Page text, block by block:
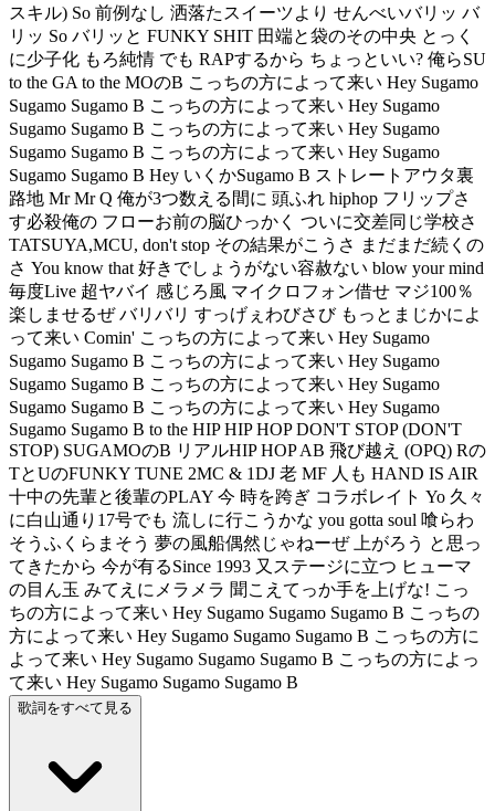
スキル) So 前例なし 洒落たスイーツより せんべいバリッ バ
リッ So バリッと FUNKY SHIT 田端と袋のその中央 とっく
に少子化 もろ純情 でも RAPするから ちょっといい? 俺らSU
to the GA to the MOのB こっちの方によって来い Hey Sugamo
Sugamo Sugamo B こっちの方によって来い Hey Sugamo
Sugamo Sugamo B こっちの方によって来い Hey Sugamo
Sugamo Sugamo B こっちの方によって来い Hey Sugamo
Sugamo Sugamo B Hey いくかSugamo B ストレートアウタ裏
路地 Mr Mr Q 俺が3つ数える間に 頭ふれ hiphop フリップさ
す必殺俺の フローお前の脳ひっかく ついに交差同じ学校さ
TATSUYA,MCU, don't stop その結果がこうさ まだまだ続くの
さ You know that 好きでしょうがない容赦ない blow your mind
毎度Live 超ヤバイ 感じろ風 マイクロフォン借せ マジ100％
楽しませるぜ バリバリ すっげぇわびさび もっとまじかによ
って来い Comin' こっちの方によって来い Hey Sugamo
Sugamo Sugamo B こっちの方によって来い Hey Sugamo
Sugamo Sugamo B こっちの方によって来い Hey Sugamo
Sugamo Sugamo B こっちの方によって来い Hey Sugamo
Sugamo Sugamo B to the HIP HIP HOP DON'T STOP (DON'T
STOP) SUGAMOのB リアルHIP HOP AB 飛び越え (OPQ) Rの
TとUのFUNKY TUNE 2MC & 1DJ 老 MF 人も HAND IS AIR
十中の先輩と後輩のPLAY 今 時を跨ぎ コラボレイト Yo 久々
に白山通り17号でも 流しに行こうかな you gotta soul 喰らわ
そうふくらまそう 夢の風船偶然じゃねーぜ 上がろう と思っ
てきたから 今が有るSince 1993 又ステージに立つ ヒューマ
の目ん玉 みてえにメラメラ 聞こえてっか手を上げな! こっ
ちの方によって来い Hey Sugamo Sugamo Sugamo B こっちの
方によって来い Hey Sugamo Sugamo Sugamo B こっちの方に
よって来い Hey Sugamo Sugamo Sugamo B こっちの方によっ
て来い Hey Sugamo Sugamo Sugamo B
歌詞をすべて見る